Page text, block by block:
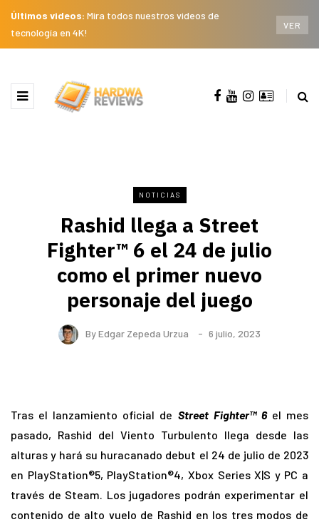
Últimos videos: Mira todos nuestros videos de
tecnología en 4K!
VER
NOTICIAS
Rashid llega a Street
Fighter™ 6 el 24 de julio
como el primer nuevo
personaje del juego
ByEdgar Zepeda Urzua 6 julio, 2023
Tras el lanzamiento oficial de Street Fighter™ 6el mes
pasado, Rashid del Viento Turbulento llega desde las
alturas y hará su huracanado debut el 24 de julio de 2023
en PlayStation®5, PlayStation®4, Xbox Series X|S y PC a
través de Steam. Los jugadores podrán experimentar el
contenido de alto vuelo de Rashid en los tres modos de